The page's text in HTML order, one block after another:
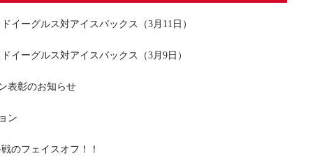
イーグルス対アイスバックス（3月11日）
イーグルス対アイスバックス（3月9日）
表彰のお知らせ
ン
のフェイスオフ！！